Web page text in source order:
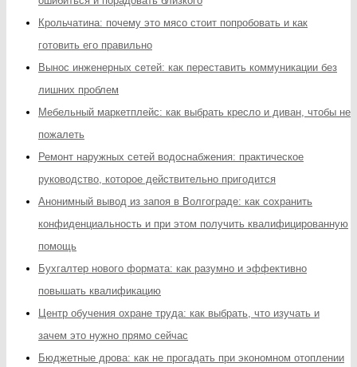
Крольчатина: почему это мясо стоит попробовать и как
готовить его правильно
Вынос инженерных сетей: как переставить коммуникации без
лишних проблем
Мебельный маркетплейс: как выбрать кресло и диван, чтобы не
пожалеть
Ремонт наружных сетей водоснабжения: практическое
руководство, которое действительно пригодится
Анонимный вывод из запоя в Волгограде: как сохранить
конфиденциальность и при этом получить квалифицированную
помощь
Бухгалтер нового формата: как разумно и эффективно
повышать квалификацию
Центр обучения охране труда: как выбрать, что изучать и
зачем это нужно прямо сейчас
Бюджетные дрова: как не прогадать при экономном отоплении